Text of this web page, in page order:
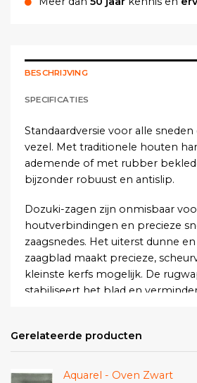
BESCHRIJVING
SPECIFICATIES
Standaardversie voor alle
vezel. Met traditionele houten
ademende of met rubber
bijzonder robuust en antislip.
Dozuki-zagen zijn onmisbaar
houtverbindingen en precieze
zaagsnedes. Het uiterst dunne
zaagblad maakt precieze,
kleinste kerfs mogelijk. De
stabiliseert het blad en
Dozuki-zagen met universele
voor tandverbindingen en alle
houtverbindingen.
Gerelateerde producten
Aquarel - Oven Zwart